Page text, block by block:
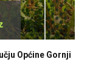
Općine Gornji